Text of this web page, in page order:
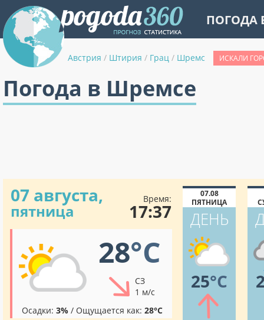
ПОГОДА
Австрия / Штирия / Грац / Шремс ИСКАЛИ
Погода в Шремсе
07 августа,
пятница
Время:
17:37
28°C
СЗ
1 м/с
Осадки: 3% / Ощущается как: 28°C
07.08
ПЯТНИЦА
ДЕНЬ
25°C